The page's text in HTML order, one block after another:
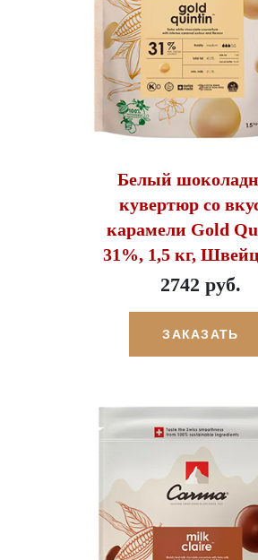
Белый
кувертюр со
карамели Gold
31%, 1,5 кг,
2742 руб.
ЗАКАЗАТЬ